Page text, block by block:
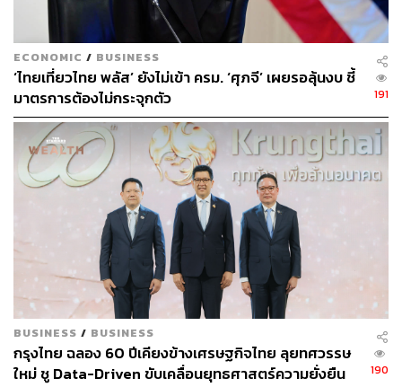
ECONOMIC / BUSINESS
‘ไทยเที่ยวไทย พลัส’ ยังไม่เข้า ครม. ‘ศุภจี’ เผยรอลุ้นงบ ชี้
มาตรการต้องไม่กระจุกตัว
191
BUSINESS / BUSINESS
กรุงไทย ฉลอง 60 ปีเคียงข้างเศรษฐกิจไทย ลุยทศวรรษ
ใหม่ ชู Data-Driven ขับเคลื่อนยุทธศาสตร์ความยั่งยืน
190